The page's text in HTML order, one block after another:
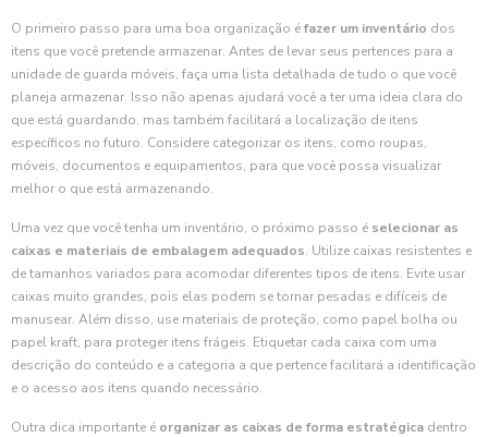
O primeiro passo para uma boa organização éfazer um inventário dos
itens que você pretende armazenar. Antes de levar seus pertences para a
unidade de guarda móveis, faça uma lista detalhada de tudo o que você
planeja armazenar. Isso não apenas ajudará você a ter uma ideia clara do
que está guardando, mas também facilitará a localização de itens
específicos no futuro. Considere categorizar os itens, como roupas,
móveis, documentos e equipamentos, para que você possa visualizar
melhor o que está armazenando.
Uma vez que você tenha um inventário, o próximo passo é selecionar as
caixas e materiais de embalagem adequados. Utilize caixas resistentes e
de tamanhos variados para acomodar diferentes tipos de itens. Evite usar
caixas muito grandes, pois elas podem se tornar pesadas e difíceis de
manusear. Além disso, use materiais de proteção, como papel bolha ou
papel kraft, para proteger itens frágeis. Etiquetar cada caixa com uma
descrição do conteúdo e a categoria a que pertence facilitará a identificação
e o acesso aos itens quando necessário.
Outra dica importante é organizar as caixas de forma estratégica dentro